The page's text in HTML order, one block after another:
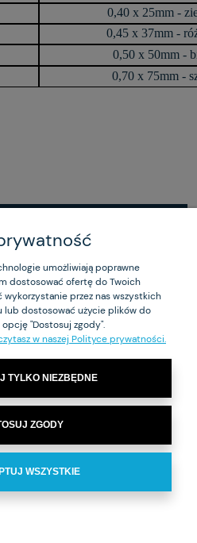
0,40 x 25mm -
0,45 x 37mm -
0,50 x 50mm -
0,70 x 75mm -
KONTO
60| e-mail: zamowienia@majer.com.pl
umożliwiają poprawne
dostosować ofertę do Twoich
wykorzystanie przez nas wszystkich
dostosować użycie plików do
"Dostosuj zgody".
w naszej Polityce prywatności.
TYLKO NIEZBĘDNE
ZGODY
WSZYSTKIE